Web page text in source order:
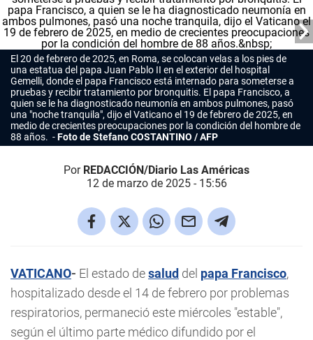
El 20 de febrero de 2025, en Roma, se colocan velas a los pies de
una estatua del papa Juan Pablo II en el exterior del hospital
Gemelli, donde el papa Francisco está internado para someterse a
pruebas y recibir tratamiento por bronquitis. El papa Francisco, a
quien se le ha diagnosticado neumonía en ambos pulmones, pasó
una "noche tranquila", dijo el Vaticano el 19 de febrero de 2025, en
medio de crecientes preocupaciones por la condición del hombre de
88 años.
Foto de Stefano COSTANTINO / AFP
Por REDACCIÓN/Diario Las Américas
12 de marzo de 2025 - 15:56
VATICANO- El estado desalud del papa Francisco,
hospitalizado desde el 14 de febrero por problemas
respiratorios, permaneció este miércoles "estable",
según el último parte médico difundido por el